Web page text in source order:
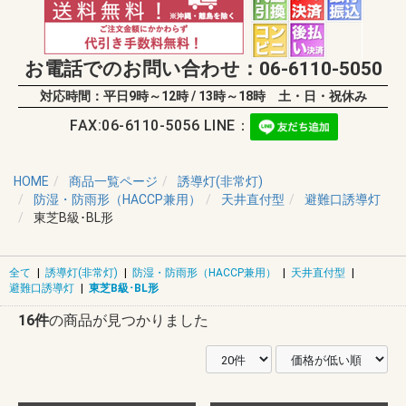
お電話でのお問い合わせ：06-6110-5050
対応時間：平日9時～12時 / 13時～18時 土・日・祝休み
FAX:06-6110-5056 LINE：
HOME 商品一覧ページ
誘導灯(非常灯)
防湿・防雨形（HACCP兼用）
天井直付型
避難口誘導灯
東芝B級･BL形
全て | 誘導灯(非常灯) | 防湿・防雨形（HACCP兼用） | 天井直付型 |
避難口誘導灯 | 東芝B級･BL形
16件の商品が見つかりました